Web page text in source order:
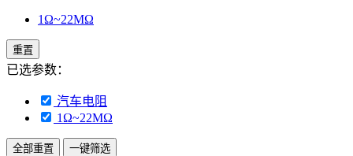
1Ω~22MΩ
重置
已选参数：
汽车电阻
1Ω~22MΩ
全部重置 一键筛选